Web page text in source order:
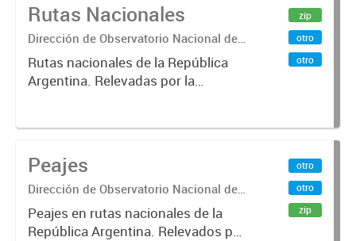
Rutas Nacionales
Dirección de Observatorio Nacional de
Transporte
Rutas nacionales de la República
Argentina. Relevadas por la
zip
otro
otro
Peajes
Dirección de Observatorio Nacional de
Transporte
Peajes en rutas nacionales de la
República Argentina. Relevados por
otro
otro
zip